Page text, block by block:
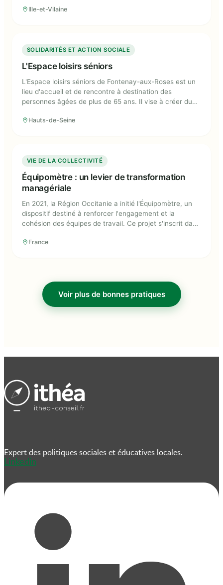
Ille-et-Vilaine
L'Espace loisirs séniors
SOLIDARITÉS ET ACTION SOCIALE
L'Espace loisirs séniors
L'Espace loisirs séniors de Fontenay-aux-Roses est un
lieu d'accueil et de rencontre à destination des
personnes âgées de plus de 65 ans. Il vise à créer du
Hauts-de-Seine
Équipomètre : un levier de
transformation managériale
VIE DE LA COLLECTIVITÉ
Équipomètre : un levier de transformation
managériale
En 2021, la Région Occitanie a initié l'Équipomètre, un
dispositif destiné à renforcer l'engagement et la
cohésion des équipes de travail. Ce projet s'inscrit dans
après la fusion des Régions Languedoc-Roussillon et
France
Voir plus de bonnes pratiques
Expert des politiques sociales et éducatives locales.
Linkedin